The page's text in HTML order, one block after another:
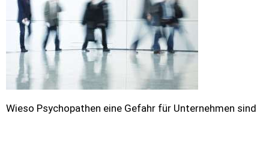
Wieso Psychopathen eine Gefahr für Unternehmen sind